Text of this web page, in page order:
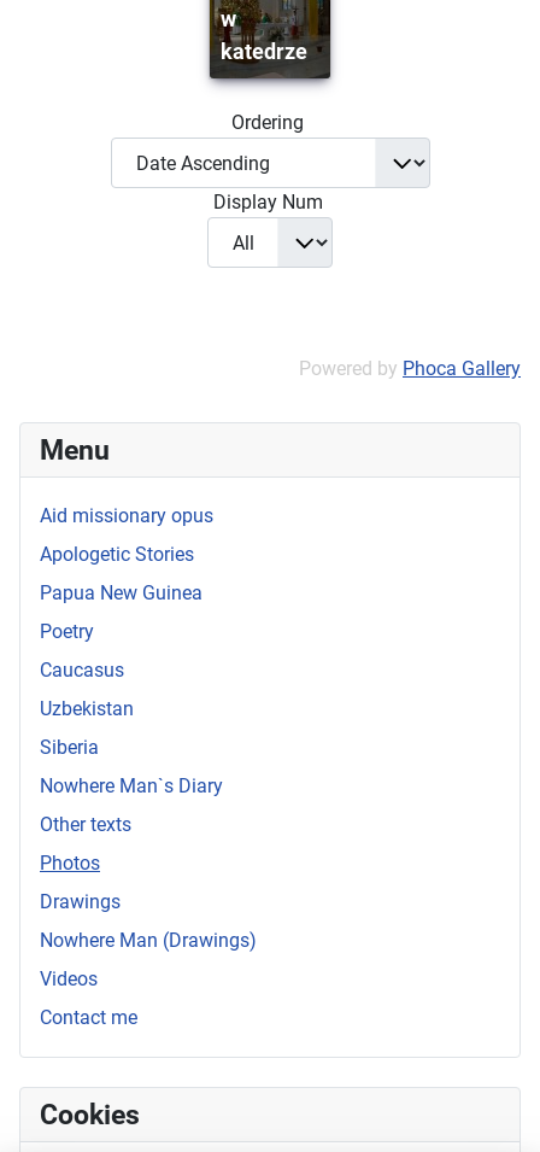
Menu
Aid missionary opus
Apologetic Stories
Papua New Guinea
Poetry
Caucasus
Uzbekistan
Siberia
Nowhere Man`s Diary
Other texts
Photos
Drawings
Nowhere Man (Drawings)
Videos
Contact me
w
katedrze
Ordering
Display Num
Powered by Phoca Gallery
Cookies